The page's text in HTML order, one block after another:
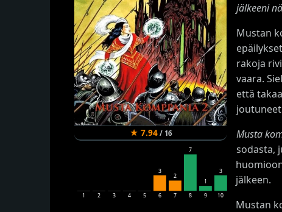
★ 7.94/ 16
1 2 3 4 5
3
6
2
7
7
8
1
9
3
10
jälkeeni
Mustan
rakoja
vaara.
että
Musta
sodasta,
jälkeen.
Mustan